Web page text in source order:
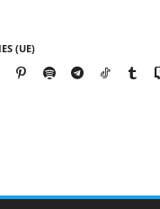
(UE)